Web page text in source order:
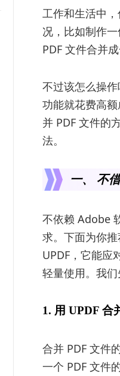
工作和生活中
况，比如制作
PDF 文件合并
不过该怎么操
功能就花费高
并 PDF 文件的
法。
一、 不
不依赖 Adobe
求。下面为你
UPDF，它能应
轻量使用。我们
1. 用 UPDF 合
合并 PDF 文件
一个 PDF 文件